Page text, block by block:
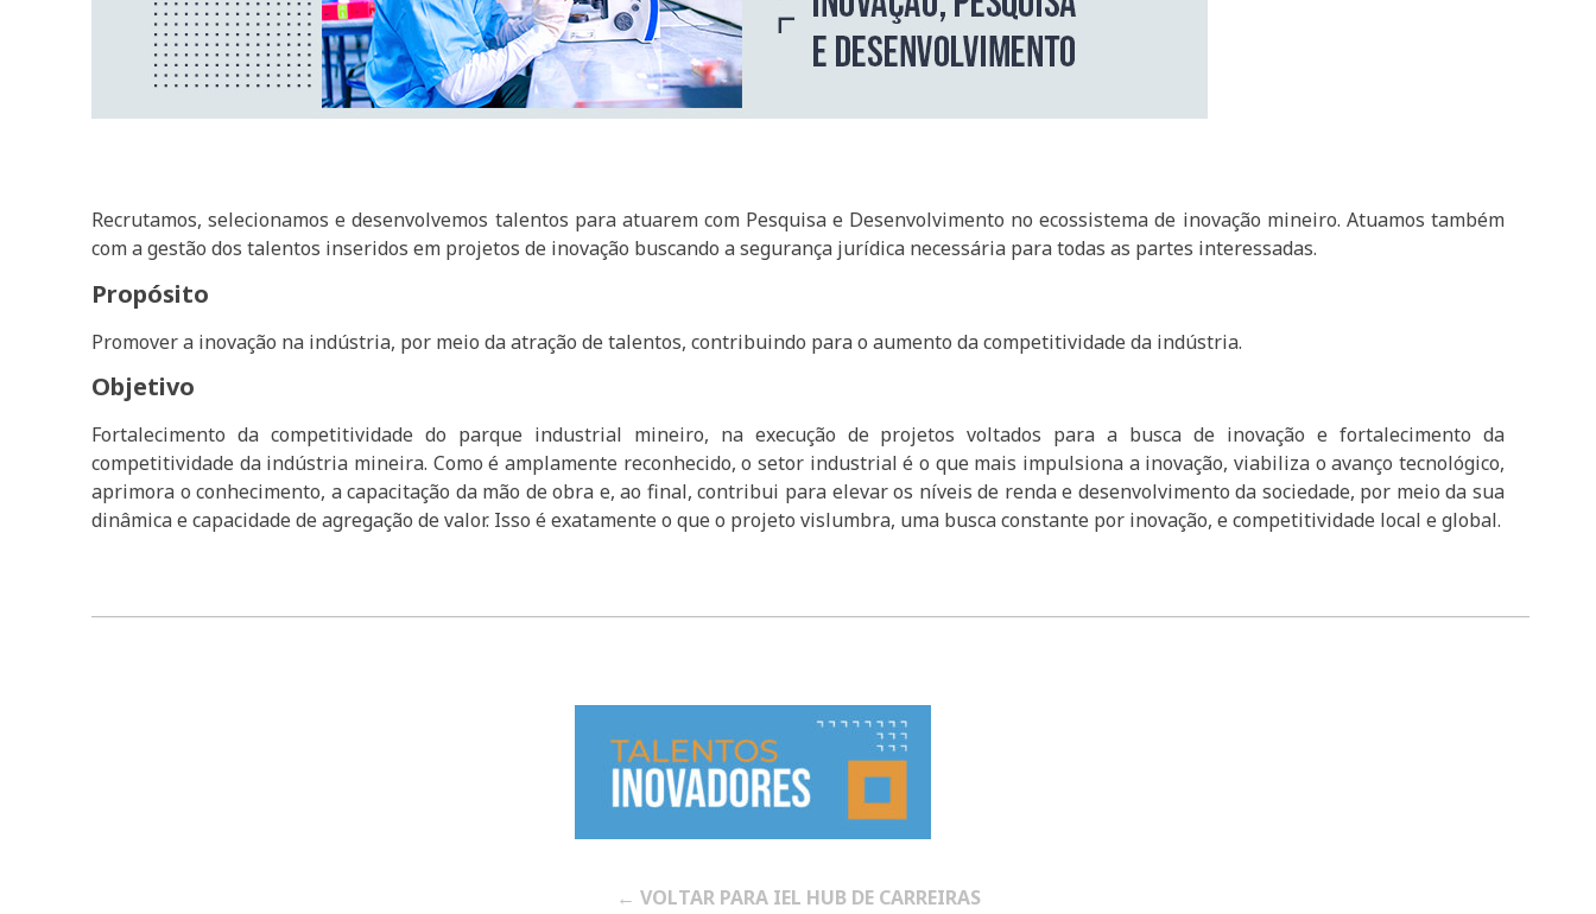
Recrutamos, selecionamos e desenvolvemos talentos para atuarem com Pesquisa e Desenvolvimento no ecossistema de inovação mineiro. Atuamos também
com a gestão dos talentos inseridos em projetos de inovação buscando a segurança jurídica necessária para todas as partes interessadas.
Propósito
Promover a inovação na indústria, por meio da atração de talentos, contribuindo para o aumento da competitividade da indústria.
Objetivo
Fortalecimento da competitividade do parque industrial mineiro, na execução de projetos voltados para a busca de inovação e fortalecimento da
competitividade da indústria mineira. Como é amplamente reconhecido, o setor industrial é o que mais impulsiona a inovação, viabiliza o avanço tecnológico,
aprimora o conhecimento, a capacitação da mão de obra e, ao final, contribui para elevar os níveis de renda e desenvolvimento da sociedade, por meio da sua
dinâmica e capacidade de agregação de valor. Isso é exatamente o que o projeto vislumbra, uma busca constante por inovação, e competitividade local e global.
← VOLTAR PARA IEL HUB DE CARREIRAS